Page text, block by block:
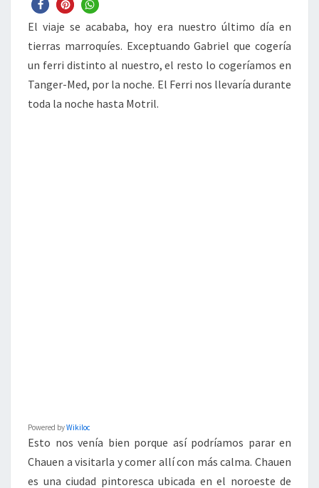
El viaje se acababa, hoy era nuestro último día en
tierras marroquíes. Exceptuando Gabriel que cogería
un ferri distinto al nuestro, el resto lo cogeríamos en
Tanger-Med, por la noche. El Ferri nos llevaría durante
toda la noche hasta Motril.
Powered byWikiloc
Esto nos venía bien porque así podríamos parar en
Chauen a visitarla y comer allí con más calma. Chauen
es una ciudad pintoresca ubicada en el noroeste de